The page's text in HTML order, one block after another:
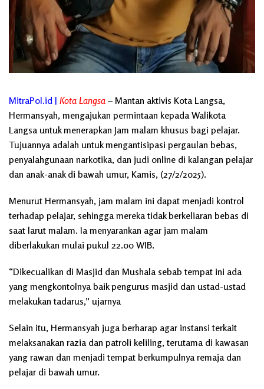
MitraPol.id | Kota Langsa – Mantan aktivis Kota Langsa,
Hermansyah, mengajukan permintaan kepada Walikota
Langsa untuk menerapkan Jam malam khusus bagi pelajar.
Tujuannya adalah untuk mengantisipasi pergaulan bebas,
penyalahgunaan narkotika, dan judi online di kalangan pelajar
dan anak-anak di bawah umur, Kamis, (27/2/2025).
Menurut Hermansyah, jam malam ini dapat menjadi kontrol
terhadap pelajar, sehingga mereka tidak berkeliaran bebas di
saat larut malam. Ia menyarankan agar jam malam
diberlakukan mulai pukul 22.00 WIB.
“Dikecualikan di Masjid dan Mushala sebab tempat ini ada
yang mengkontolnya baik pengurus masjid dan ustad-ustad
melakukan tadarus,” ujarnya
Selain itu, Hermansyah juga berharap agar instansi terkait
melaksanakan razia dan patroli keliling, terutama di kawasan
yang rawan dan menjadi tempat berkumpulnya remaja dan
pelajar di bawah umur.